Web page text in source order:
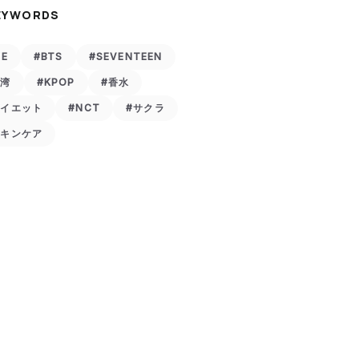
#BTS #SEVENTEEN
#KPOP #香水
エット #NCT #サクラ
ンケア